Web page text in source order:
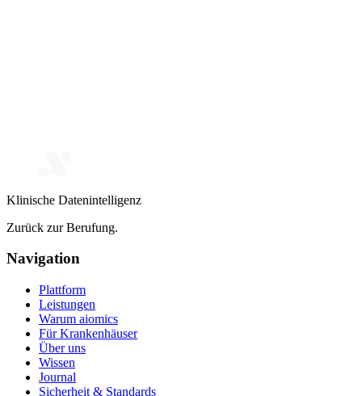
Klinische Datenintelligenz
Zurück zur Berufung.
Navigation
Plattform
Leistungen
Warum aiomics
Für Krankenhäuser
Über uns
Wissen
Journal
Sicherheit & Standards